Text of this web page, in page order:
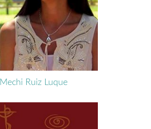
Mechi Ruiz Luque